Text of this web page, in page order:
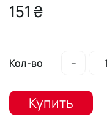
151 ₴
Кол-во –
Купить